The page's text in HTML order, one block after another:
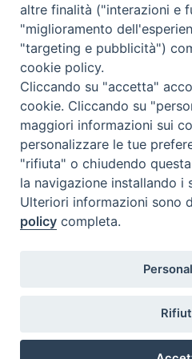
TV 2000
Inblu 2000
Avvenire
Sir
Scarp de’ Tenis
Newsletter
ISCRIVITI ALLA
altre finalità ("interazioni e
"miglioramento
"targeting e pubblicità")
cookie policy.
Cliccando su "accetta"
cookie. Cliccando su
maggiori informazioni sui
personalizzare le tue
"rifiuta" o chiudendo
la navigazione installando i
Ulteriori informazioni sono
policy completa.